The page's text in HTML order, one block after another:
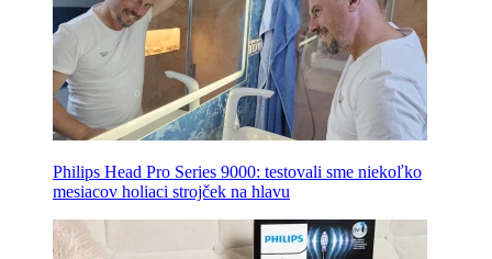
Philips Head Pro Series 9000: testovali sme niekoľko
mesiacov holiaci strojček na hlavu